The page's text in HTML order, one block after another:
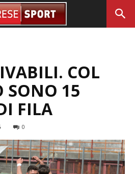
COL
SONO 15
FILA
0